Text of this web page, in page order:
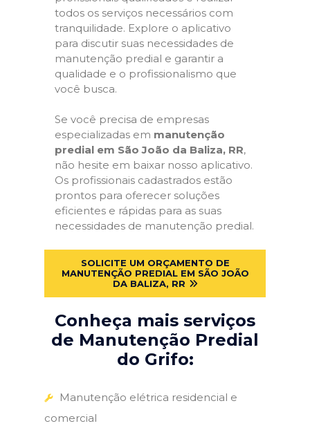
todos os serviços necessários com
tranquilidade. Explore o aplicativo
para discutir suas necessidades de
manutenção predial e garantir a
qualidade e o profissionalismo que
você busca.
Se você precisa de empresas
especializadas em manutenção
predial em São João da Baliza, RR,
não hesite em baixar nosso aplicativo.
Os profissionais cadastrados estão
prontos para oferecer soluções
eficientes e rápidas para as suas
necessidades de manutenção predial.
SOLICITE UM ORÇAMENTO DE
MANUTENÇÃO PREDIAL EM SÃO JOÃO
DA BALIZA, RR
Conheça mais serviços
de Manutenção Predial
do Grifo:
Manutenção elétrica residencial e
comercial